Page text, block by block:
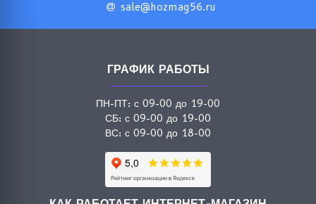
sale@hozmag56.ru
ГРАФИК РАБОТЫ
ПН-ПТ: с 09-00 до 19-00
СБ: с 09-00 до 19-00
ВС: с 09-00 до 18-00